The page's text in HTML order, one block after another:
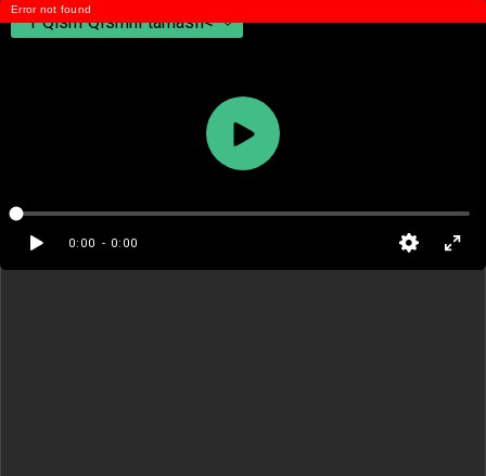
0:00 - 0:00
1 Qism Qismni tanlash<
Error not found